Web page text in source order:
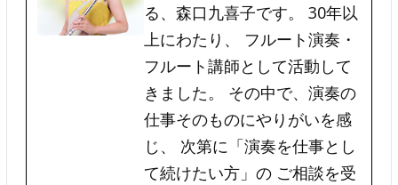
る、森口九喜子です。 30年以
上にわたり、 フルート演奏・
フルート講師として活動して
きました。 その中で、演奏の
仕事そのものにやりがいを感
じ、 次第に「演奏を仕事とし
て続けたい方」の ご相談を受